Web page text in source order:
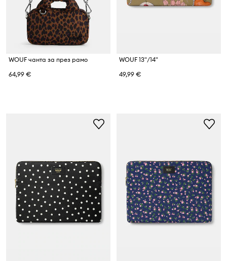
WOUF чанта за през рамо
64,99 €
WOUF 13"/14"
49,99 €